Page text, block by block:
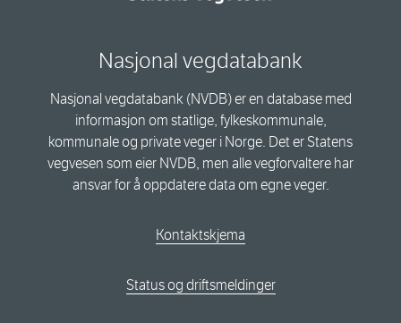
Nasjonal vegdatabank
Nasjonal vegdatabank (NVDB) er en database med
informasjon om statlige, fylkeskommunale,
kommunale og private veger i Norge. Det er Statens
vegvesen som eier NVDB, men alle vegforvaltere har
ansvar for å oppdatere data om egne veger.
Kontaktskjema
Status og driftsmeldinger